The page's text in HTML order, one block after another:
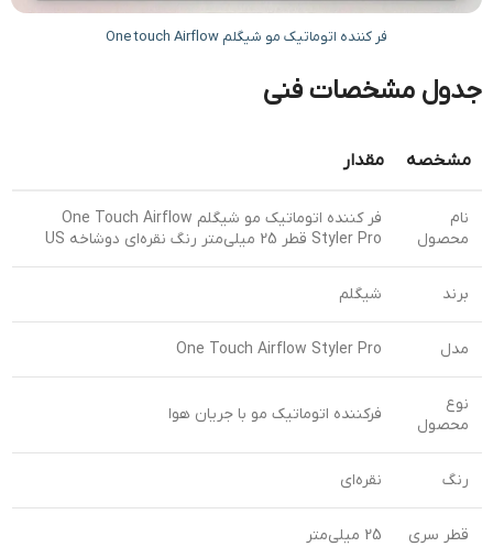
فر کننده اتوماتیک مو شیگلم One touch Airflow
جدول مشخصات فنی
مشخصه مقدار
نام
محصول
فر کننده اتوماتیک مو شیگلم One Touch Airflow
Styler Pro قطر 25 میلی‌متر رنگ نقره‌ای دوشاخه US
برند شیگلم
مدل One Touch Airflow Styler Pro
نوع
محصول
فرکننده اتوماتیک مو با جریان هوا
رنگ نقره‌ای
قطر سری 25 میلی‌متر